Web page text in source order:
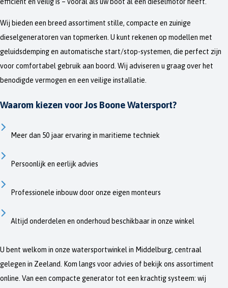
Wij bieden een breed assortiment stille, compacte en zuinige
dieselgeneratoren van topmerken. U kunt rekenen op modellen met
geluidsdemping en automatische start/stop-systemen, die perfect zijn
voor comfortabel gebruik aan boord. Wij adviseren u graag over het
benodigde vermogen en een veilige installatie.
Waarom kiezen voor Jos Boone Watersport?
Meer dan 50 jaar ervaring in maritieme techniek
Persoonlijk en eerlijk advies
Professionele inbouw door onze eigen monteurs
Altijd onderdelen en onderhoud beschikbaar in onze winkel
U bent welkom in onze watersportwinkel in Middelburg, centraal
gelegen in Zeeland. Kom langs voor advies of bekijk ons assortiment
online. Van een compacte generator tot een krachtig systeem: wij